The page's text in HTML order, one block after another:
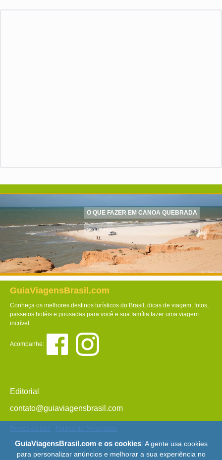
O QUE FAZER EM CANOA QUEBRADA
Clique aqui!
GuiaViagensBrasil.com
Conheça os melhores destinos turísticos do Brasil, dicas de viagem, fotos,
passeios hotéis e pousadas para você e sua família fazer uma viagem
incrível.
Acompanhe:
Editorial
contato@guiaviagensbrasil.com
Termos de Uso
Política de Privacidade
© Copyright 2013 - 2026 - Guia Viagens Brasil -Mapa do Site
GuiaViagensBrasil.com e os cookies: A gente usa cookies
para personalizar anúncios e melhorar a sua experiência no